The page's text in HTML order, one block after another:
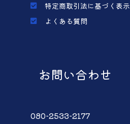
特定商取引法に基づく表示
よくある質問
お問い合わせ
080-2533-2177